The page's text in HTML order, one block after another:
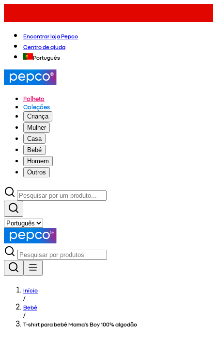
Encontrar loja Pepco
Centro de ajuda
Português
Folheto
Coleções
Criança
Mulher
Casa
Bebé
Homem
Outros
Início
/
Bebé
/
T-shirt para bebê Mama's Boy 100% algodão